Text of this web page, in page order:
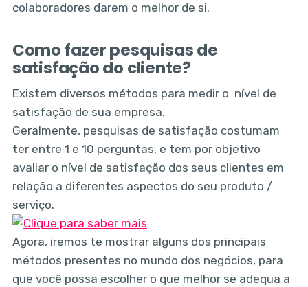
colaboradores darem o melhor de si.
Como fazer pesquisas de
satisfação do cliente?
Existem diversos métodos para medir o nível de
satisfação de sua empresa.
Geralmente, pesquisas de satisfação costumam
ter entre 1 e 10 perguntas, e tem por objetivo
avaliar o nível de satisfação dos seus clientes em
relação a diferentes aspectos do seu produto /
serviço.
Agora, iremos te mostrar alguns dos principais
métodos presentes no mundo dos negócios, para
que você possa escolher o que melhor se adequa a